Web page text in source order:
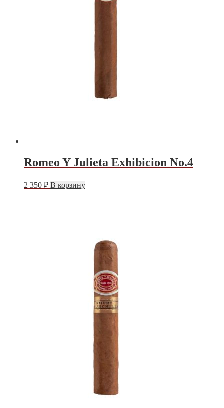
Romeo Y Julieta Exhibicion No.4
2 350 ₽ В корзинуЭтот
выбрать
странице
товара.